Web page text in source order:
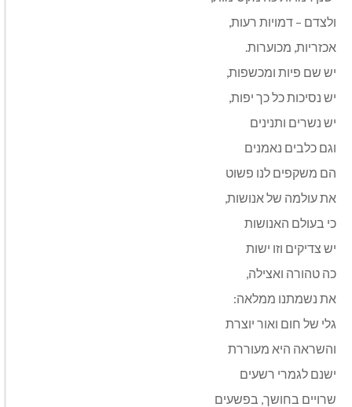
ולצדם – דמויות רעות,
אכזריות, מכוערות.
יש שם פיות ומכשפות,
יש נסיכות כל כך יפות,
יש נשרים ותנינים
וגם כלבים נאמנים
הם משקפים לנו פשוט
את עולמה של אנושות,
כי בעולם האנושות
יש צדיקים וזו ישות
כה טהורה ואצילה,
את נשמתנו ממלאה:
גלי של חום ואור יוצרת
והשראה היא מעוררת
ישנם לגמרי רשעים
שרויים בחושך, בפשעים